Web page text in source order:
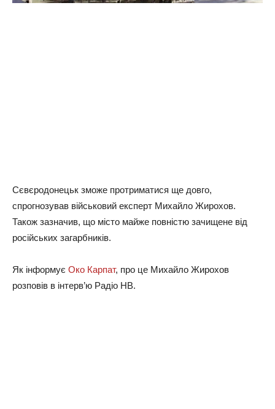
Сєвєродонецьк зможе протриматися ще довго,
спрогнозував військовий експерт Михайло Жирохов.
Також зазначив, що місто майже повністю зачищене від
російських загарбників.
Як інформує Око Карпат, про це Михайло Жирохов
розповів в інтерв’ю Радіо НВ.